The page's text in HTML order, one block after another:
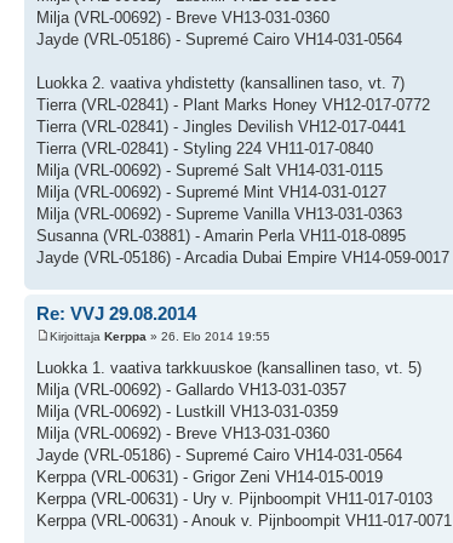
Milja (VRL-00692) - Breve VH13-031-0360
Jayde (VRL-05186) - Supremé Cairo VH14-031-0564
Luokka 2. vaativa yhdistetty (kansallinen taso, vt. 7)
Tierra (VRL-02841) - Plant Marks Honey VH12-017-0772
Tierra (VRL-02841) - Jingles Devilish VH12-017-0441
Tierra (VRL-02841) - Styling 224 VH11-017-0840
Milja (VRL-00692) - Supremé Salt VH14-031-0115
Milja (VRL-00692) - Supremé Mint VH14-031-0127
Milja (VRL-00692) - Supreme Vanilla VH13-031-0363
Susanna (VRL-03881) - Amarin Perla VH11-018-0895
Jayde (VRL-05186) - Arcadia Dubai Empire VH14-059-0017
Re: VVJ 29.08.2014
Kirjoittaja Kerppa » 26. Elo 2014 19:55
Luokka 1. vaativa tarkkuuskoe (kansallinen taso, vt. 5)
Milja (VRL-00692) - Gallardo VH13-031-0357
Milja (VRL-00692) - Lustkill VH13-031-0359
Milja (VRL-00692) - Breve VH13-031-0360
Jayde (VRL-05186) - Supremé Cairo VH14-031-0564
Kerppa (VRL-00631) - Grigor Zeni VH14-015-0019
Kerppa (VRL-00631) - Ury v. Pijnboompit VH11-017-0103
Kerppa (VRL-00631) - Anouk v. Pijnboompit VH11-017-0071